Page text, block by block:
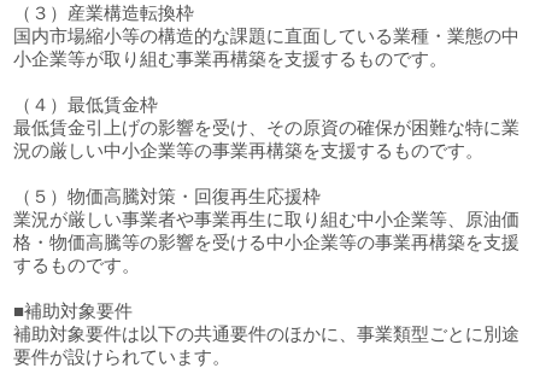
（３）産業構造転換枠
国内市場縮小等の構造的な課題に直面している業種・業態の中
小企業等が取り組む事業再構築を支援するものです。
（４）最低賃金枠
最低賃金引上げの影響を受け、その原資の確保が困難な特に業
況の厳しい中小企業等の事業再構築を支援するものです。
（５）物価高騰対策・回復再生応援枠
業況が厳しい事業者や事業再生に取り組む中小企業等、原油価
格・物価高騰等の影響を受ける中小企業等の事業再構築を支援
するものです。
■補助対象要件
補助対象要件は以下の共通要件のほかに、事業類型ごとに別途
要件が設けられています。